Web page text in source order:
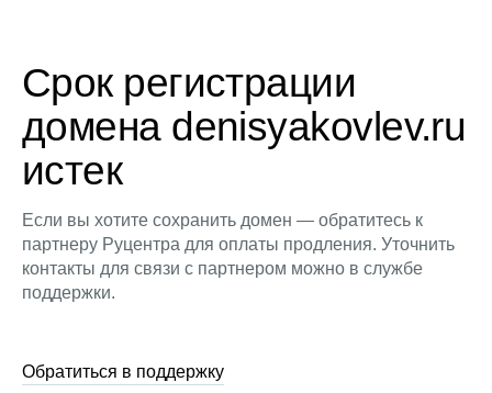
Срок регистрации
домена denisyakovlev.ru
истек
Если вы хотите сохранить домен — обратитесь к
партнеру Руцентра для оплаты продления. Уточнить
контакты для связи с партнером можно в службе
поддержки.
Обратиться в поддержку